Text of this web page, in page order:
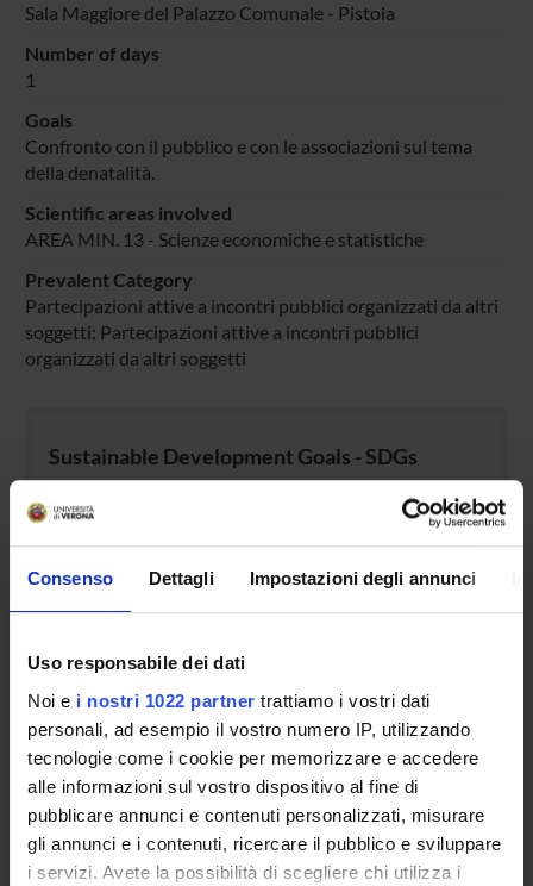
Consenso Dettagli Impostazioni degli annunci
Uso responsabile dei dati
Noi e i nostri 1022 partner trattiamo i vostri dati
personali, ad esempio il vostro numero IP, utilizzando
tecnologie come i cookie per memorizzare e accedere
alle informazioni sul vostro dispositivo al fine di
pubblicare annunci e contenuti personalizzati, misurare
gli annunci e i contenuti, ricercare il pubblico e sviluppare
i servizi. Avete la possibilità di scegliere chi utilizza i
Sala Maggiore del Palazzo Comunale - Pistoia
Number of days
1
Goals
Confronto con il pubblico e con le associazioni sul tema
della denatalità.
Scientific areas involved
AREA MIN. 13 - Scienze economiche e statistiche
Prevalent Category
Partecipazioni attive a incontri pubblici organizzati da altri
soggetti: Partecipazioni attive a incontri pubblici
organizzati da altri soggetti
Sustainable Development Goals - SDGs
Questa iniziativa contribuisce al perseguimento degli
Obiettivi di Sviluppo Sostenibile dell'Agenda 2030
Maggiori informazioni suwww.univr.it/sostenibilita